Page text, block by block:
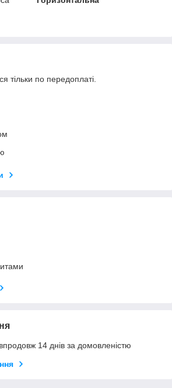
тільки по передоплаті.
14 днів за домовленістю